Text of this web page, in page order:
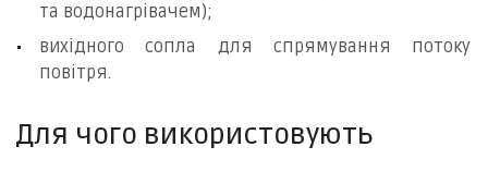
та водонагрівачем);
вихідного сопла для спрямування потоку
повітря.
Для чого використовують